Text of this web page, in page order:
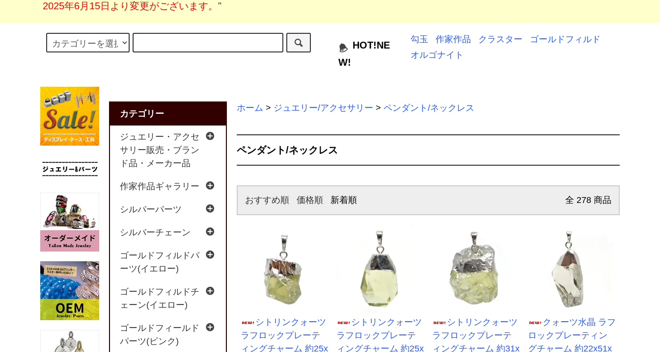
2025年6月15日より変更がございます。 "
HOT!NE
W!
勾玉 作家作品 クラスター
ゴールドフィルド
オルゴナイト
ホーム > ジュエリー/アクセサリー > ペンダント/ネックレス
ペンダント/ネックレス
おすすめ順 価格順 新着順 全 278 商品
シトリンクォーツ
ラフロックプレーテ
ィングチャーム 約25x
シトリンクォーツ
ラフロックプレーテ
ィングチャーム 約25x
シトリンクォーツ
ラフロックプレーテ
ィングチャーム 約31x
クォーツ水晶 ラフ
ロックプレーティン
グチャーム 約22x51x
カテゴリー
ジュエリー・アクセ
サリー販売・ブラン
ド品・メーカー品
作家作品ギャラリー
シルバーパーツ
シルバーチェーン
ゴールドフィルドパ
ーツ(イエロー)
ゴールドフィルドチ
ェーン(イエロー)
ゴールドフィールド
パーツ(ピンク)